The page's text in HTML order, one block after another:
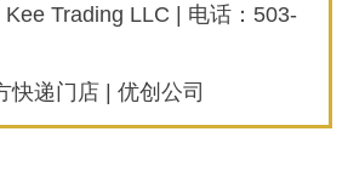
Trading LLC | 电话：503-
快递门店 | 优创公司